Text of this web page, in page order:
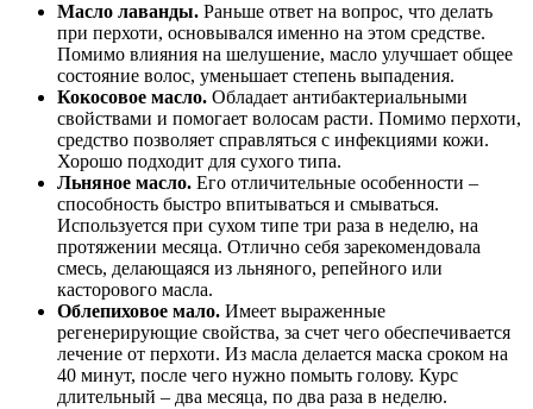
Масло лаванды. Раньше ответ на вопрос, что делать
при перхоти, основывался именно на этом средстве.
Помимо влияния на шелушение, масло улучшает общее
состояние волос, уменьшает степень выпадения.
Кокосовое масло. Обладает антибактериальными
свойствами и помогает волосам расти. Помимо перхоти,
средство позволяет справляться с инфекциями кожи.
Хорошо подходит для сухого типа.
Льняное масло. Его отличительные особенности –
способность быстро впитываться и смываться.
Используется при сухом типе три раза в неделю, на
протяжении месяца. Отлично себя зарекомендовала
смесь, делающаяся из льняного, репейного или
касторового масла.
Облепиховое мало. Имеет выраженные
регенерирующие свойства, за счет чего обеспечивается
лечение от перхоти. Из масла делается маска сроком на
40 минут, после чего нужно помыть голову. Курс
длительный – два месяца, по два раза в неделю.